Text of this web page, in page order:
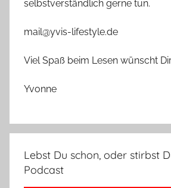
selbstverständlich gerne tun.
mail@yvis-lifestyle.de
Viel Spaß beim Lesen wünscht
Yvonne
Lebst Du schon, oder stirbst
Podcast